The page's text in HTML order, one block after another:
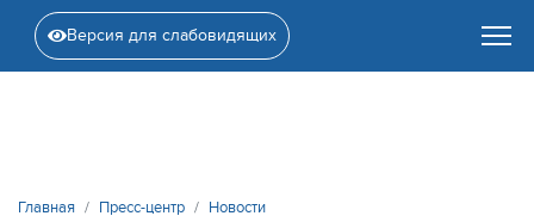
Версия для слабовидящих
Главная Пресс-центр Новости